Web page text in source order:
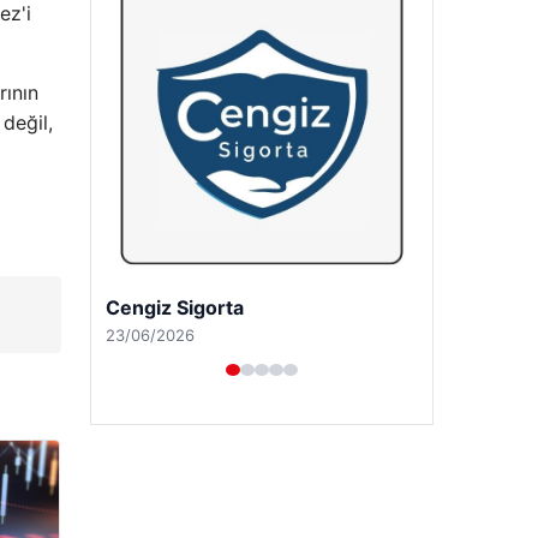
değil,
Hastaş Beton
26/05/2026